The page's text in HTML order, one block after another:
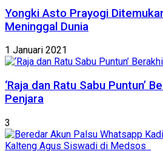
Yongki Asto Prayogi
Meninggal Dunia
1 Januari 2021
‘Raja dan Ratu Sabu Puntun’
Penjara
3